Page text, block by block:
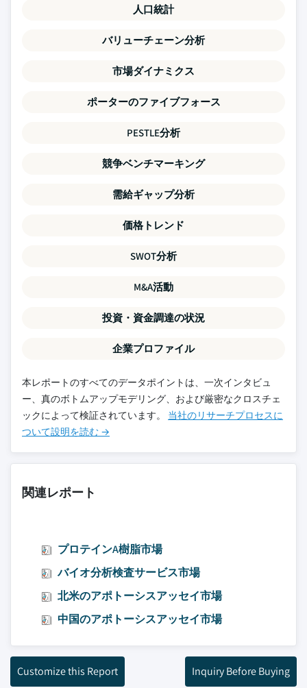
人口統計
バリューチェーン分析
市場ダイナミクス
ポーターのファイブフォース
PESTLE分析
競争ベンチマーキング
需給ギャップ分析
価格トレンド
SWOT分析
M&A活動
投資・資金調達の状況
企業プロファイル
本レポートのすべてのデータポイントは、一次インタビュ
ー、真のボトムアップモデリング、および厳密なクロスチェ
ックによって検証されています。 当社のリサーチプロセスに
ついて設明を読む →
関連レポート
プロテインA樹脂市場
バイオ分析検査サービス市場
北米のアポトーシスアッセイ市場
中国のアポトーシスアッセイ市場
Customize this Report Inquiry Before Buying